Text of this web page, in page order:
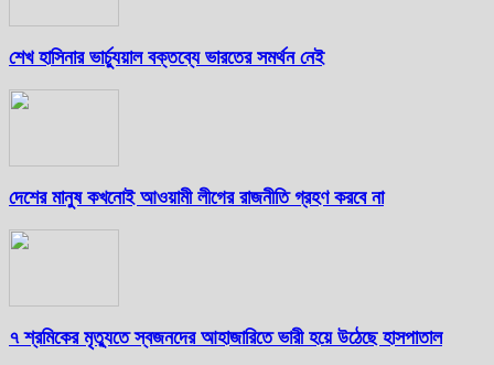
শেখ হাসিনার ভার্চ্যুয়াল বক্তব্যে ভারতের সমর্থন নেই
দেশের মানুষ কখনোই আওয়ামী লীগের রাজনীতি গ্রহণ করবে না
৭ শ্রমিকের মৃত্যুতে স্বজনদের আহাজারিতে ভারী হয়ে উঠেছে হাসপাতাল